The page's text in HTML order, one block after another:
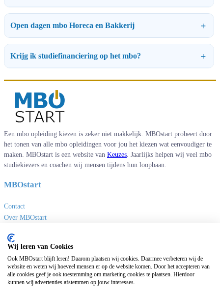
Open dagen mbo Horeca en Bakkerij
Krijg ik studiefinanciering op het mbo?
Een mbo opleiding kiezen is zeker niet makkelijk. MBOstart probeert door
het tonen van alle mbo opleidingen voor jou het kiezen wat eenvoudiger te
maken. MBOstart is een website van Keuzes . Jaarlijks helpen wij veel mbo
studiekiezers en coachen wij mensen tijdens hun loopbaan.
MBOstart
Contact
Over MBOstart
Disclaimer en privacy
MBO links
Sites van Keuzes
Wij leren van Cookies
Ook MBOstart blijft leren! Daarom plaatsen wij cookies. Daarmee verbeteren wij de
website en weten wij hoeveel mensen er op de website komen. Door het accepteren van
alle cookies geef je ook toestemming om marketing cookies te plaatsen. Hierdoor
kunnen wij advertenties afstemmen op jouw interesses.